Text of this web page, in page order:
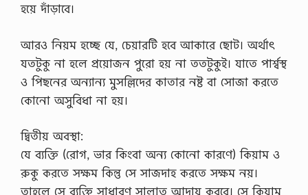
হয়ে দাঁড়াবে।
আরও নিয়ম হচ্ছে যে, চেয়ারটি হবে আকারে ছোট। অর্থাৎ
যতটুকু না হলে প্রয়োজন পুরো হয় না ততটুকুই। যাতে পার্শ্বস্থ
ও পিছনের অন্যান্য মুসল্লিদের কাতার নষ্ট বা সোজা করতে
কোনো অসুবিধা না হয়।
দ্বিতীয় অবস্থা:
যে ব্যক্তি (রোগ, ভার কিংবা অন্য কোনো কারণে) কিয়াম ও
রুকু করতে সক্ষম কিন্তু সে সাজদাহ করতে সক্ষম নয়।
তাহলে সে ব্যক্তি সাধারণ সালাত আদায় করবে। সে কিয়াম